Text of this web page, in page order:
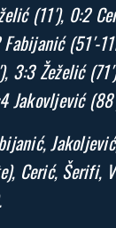
(11′), 0:2
(51′-
3:3 Žeželić
Jakovljević
Cerić, Šerifi,